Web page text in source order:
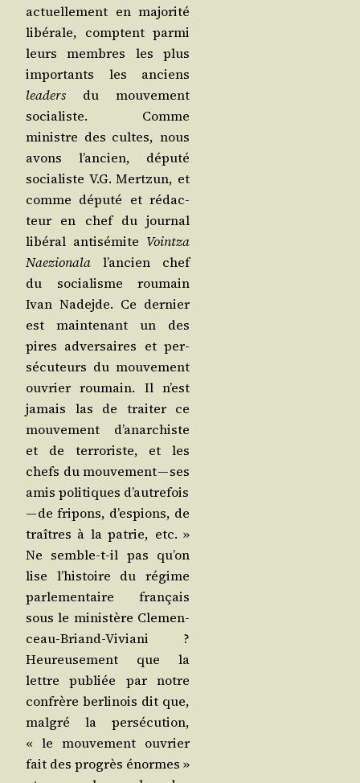
actuel­le­ment en majo­ri­té
libé­rale, comptent par­mi
leurs membres les plus
impor­tants les anciens
lea­ders du mou­ve­ment
socia­liste. Comme
ministre des cultes, nous
avons l’an­cien, dépu­té
socia­liste V.G. Mert­zun, et
comme dépu­té et rédac­
teur en chef du jour­nal
libé­ral anti­sé­mite Voint­za
Nae­zio­na­la l’an­cien chef
du socia­lisme rou­main
Ivan Nade­jde. Ce der­nier
est main­te­nant un des
pires adver­saires et per­
sé­cu­teurs du mou­ve­ment
ouvrier rou­main. Il n’est
jamais las de trai­ter ce
mou­ve­ment d’a­nar­chiste
et de ter­ro­riste, et les
chefs du mou­ve­ment — ses
amis poli­tiques d’au­tre­fois
— de fri­pons, d’es­pions, de
traîtres à la patrie, etc. »
Ne semble-t-il pas qu’on
lise l’his­toire du régime
par­le­men­taire fran­çais
sous le minis­tère Cle­men­
ceau-Briand-Vivia­ni ?
Heu­reu­se­ment que la
lettre publiée par notre
confrère ber­li­nois dit que,
mal­gré la per­sé­cu­tion,
« le mou­ve­ment ouvrier
fait des pro­grès énormes »